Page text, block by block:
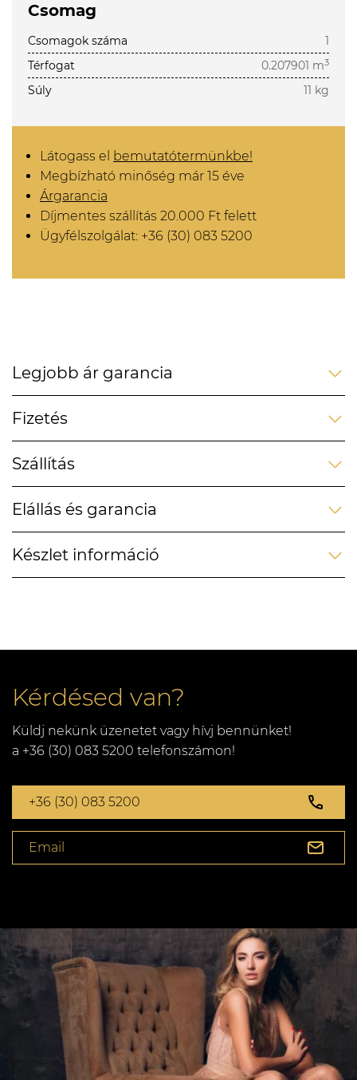
Csomag
Csomagok száma
1
Térfogat
0.207901 m3
Súly 11 kg
Látogass el bemutatótermünkbe!
Megbízható minőség már 15 éve
Árgarancia
Díjmentes szállítás 20.000 Ft felett
Ügyfélszolgálat: +36 (30) 083 5200
Legjobb ár garancia
Fizetés
Szállítás
Elállás és garancia
Készlet információ
Kérdésed van?
Küldj nekünk üzenetet vagy hívj bennünket!
a +36 (30) 083 5200 telefonszámon!
+36 (30) 083 5200
Email